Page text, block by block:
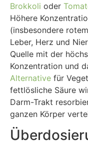
Brokkoli oder
Höhere
(insbesondere
Leber, Herz und
Quelle mit der
Konzentration und
Alternative für
fettlösliche Säure
Darm-Trakt
ganzen Körper